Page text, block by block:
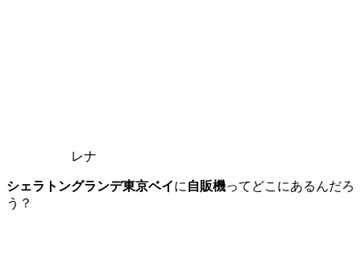
レナ
シェラトングランデ東京ベイに 自販機ってどこにあるんだろ
う？